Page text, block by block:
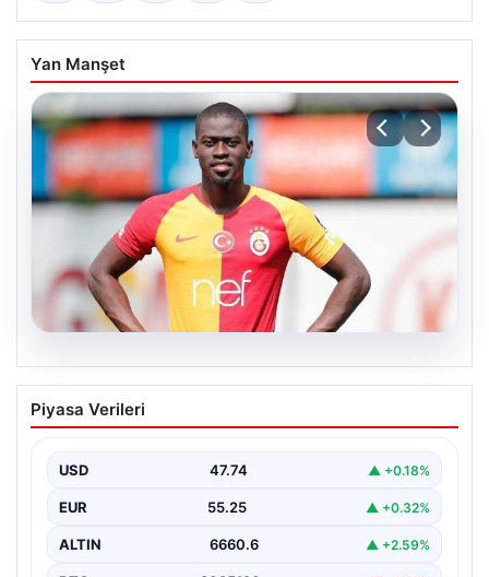
Yan Manşet
07.08.2026
Resmi imzayı attı! Ndiaye’nin yeni
adresi çok şaşırttı
Piyasa Verileri
USD 47.74 ▲ +0.18%
EUR 55.25 ▲ +0.32%
ALTIN 6660.6 ▲ +2.59%